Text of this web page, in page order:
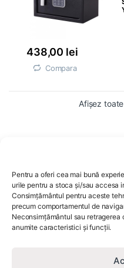
Pentru a oferi cea mai bună
urile pentru a stoca și/sau accesa
Consimțământul pentru aceste
precum comportamentul de
Neconsimțământul sau
anumite caracteristici și funcții.
438,00 lei
Compara
Afișez
Comenzi si livrare
Servicii clienti